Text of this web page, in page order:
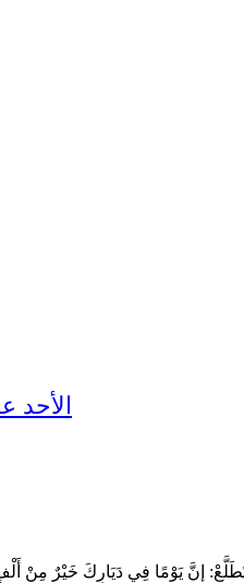
إنَّ يَوْمًا فِي دَيَارِكَ خَيْرٌ مِنْ